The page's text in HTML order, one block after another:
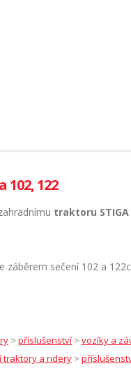
122
traktoru STIGA
záběrem sečení 102 a
> příslušenství > vozíky a
traktory a ridery >